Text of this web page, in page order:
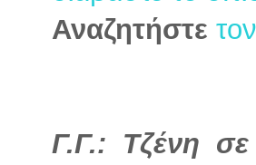
Αναζητήστε
Γ.Γ.: Τζένη σε